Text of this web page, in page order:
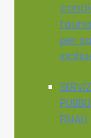
per
FINALI